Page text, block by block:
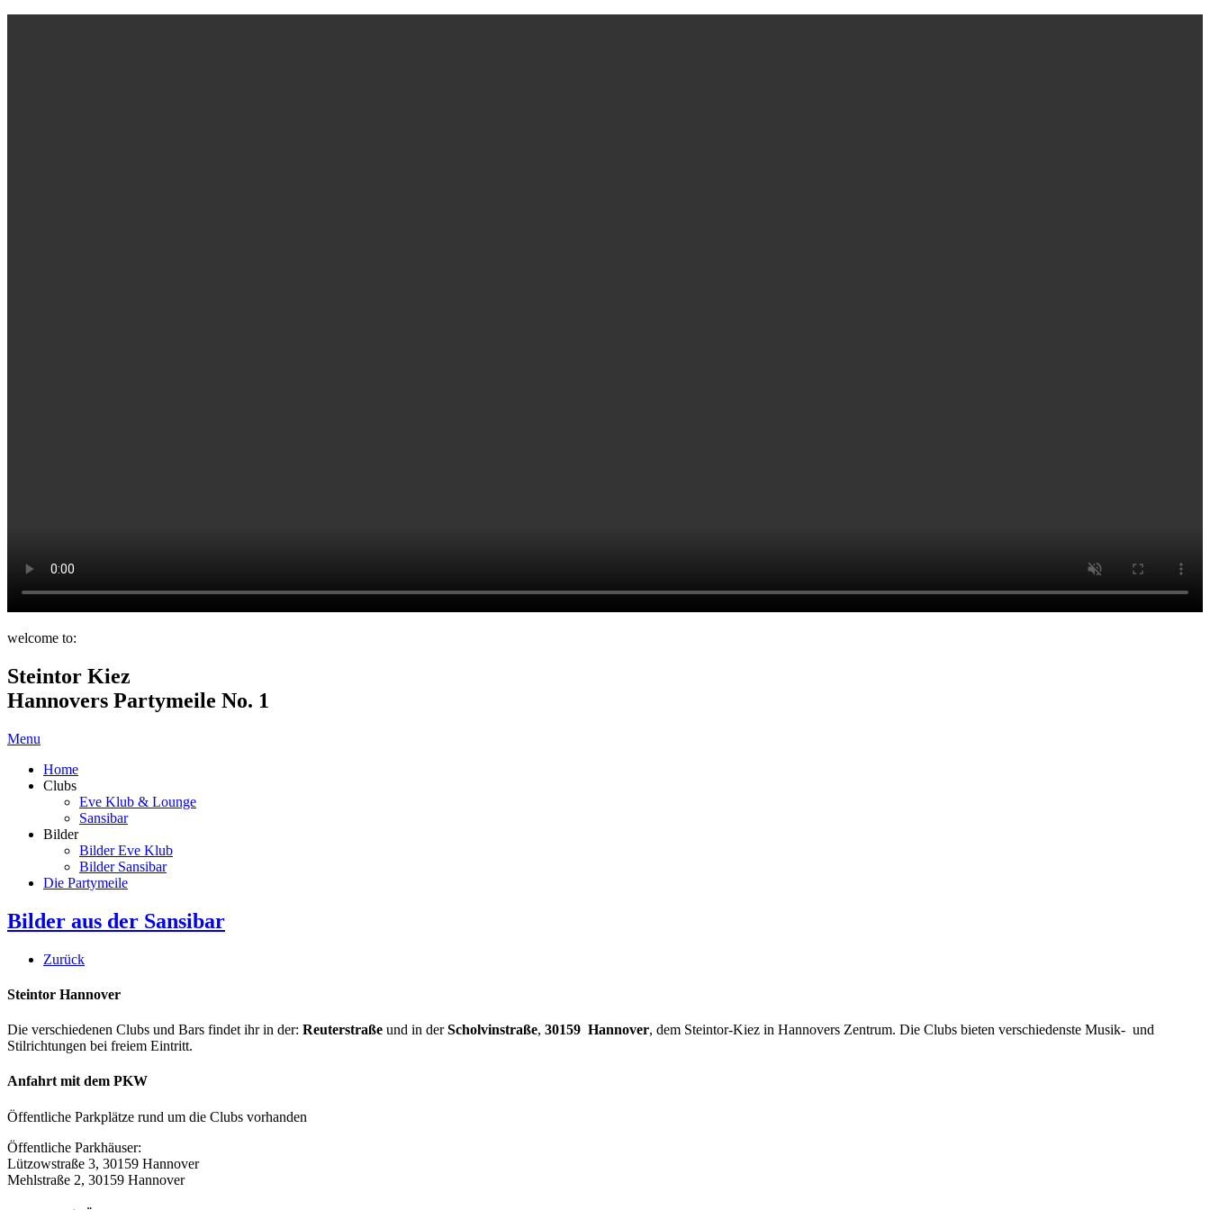
welcome to:
Steintor Kiez
Hannovers Partymeile No. 1
Menu
Home
Clubs
Eve Klub & Lounge
Sansibar
Bilder
Bilder Eve Klub
Bilder Sansibar
Die Partymeile
Bilder aus der Sansibar
Zurück
Steintor Hannover
Die verschiedenen Clubs und Bars findet ihr in der: Reuterstraße und in derScholvinstraße, 30159 Hannover, dem Steintor-Kiez in Hannovers Zentrum. Die Clubs bieten verschiedenste Musik- und
Stilrichtungen bei freiem Eintritt.
Anfahrt mit dem PKW
Öffentliche Parkplätze rund um die Clubs vorhanden
Öffentliche Parkhäuser:
Lützowstraße 3, 30159 Hannover
Mehlstraße 2, 30159 Hannover